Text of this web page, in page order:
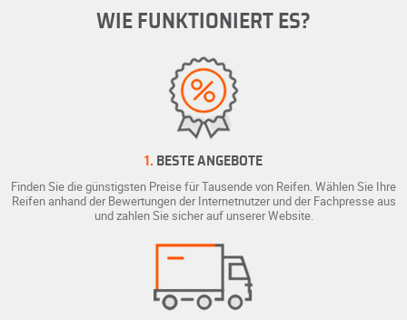
WIE FUNKTIONIERT ES?
1. BESTE ANGEBOTE
Finden Sie die günstigsten Preise für Tausende von Reifen. Wählen Sie Ihre
Reifen anhand der Bewertungen der Internetnutzer und der Fachpresse aus
und zahlen Sie sicher auf unserer Website.